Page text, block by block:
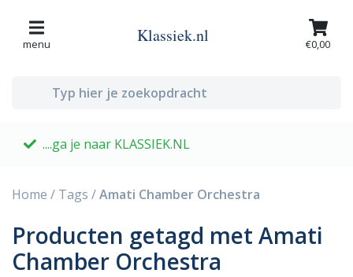
menu Klassiek.nl €0,00
....ga je naar KLASSIEK.NL
Home / Tags /Amati Chamber Orchestra
Producten getagd met Amati
Chamber Orchestra